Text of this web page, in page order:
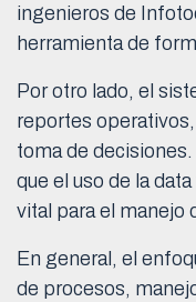
ingenieros de
herramienta de
Por otro lado, el
reportes
toma de
que el uso de la
vital para el manejo
En general, el
de procesos,